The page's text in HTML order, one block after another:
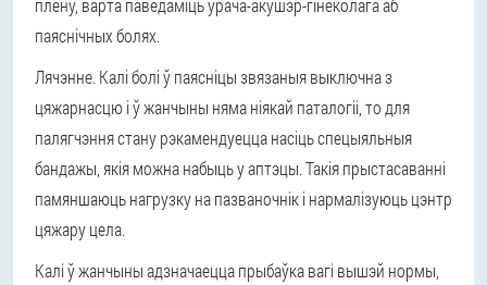
плёну, варта паведаміць ўрача-акушэр-гінеколага аб
паяснічных болях.
Лячэнне. Калі болі ў паясніцы звязаныя выключна з
цяжарнасцю і ў жанчыны няма ніякай паталогіі, то для
палягчэння стану рэкамендуецца насіць спецыяльныя
бандажы, якія можна набыць у аптэцы. Такія прыстасаванні
памяншаюць нагрузку на пазваночнік і нармалізуюць цэнтр
цяжару цела.
Калі ў жанчыны адзначаецца прыбаўка вагі вышэй нормы,